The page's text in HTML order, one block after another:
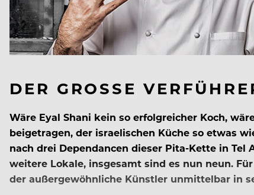
DER GROSSE VERFÜHRER
Wäre Eyal Shani kein so erfolgreicher Koch,
beigetragen, der israelischen Küche so etwas
nach drei Dependancen dieser Pita-Kette in
weitere Lokale, insgesamt sind es nun neun.
der außergewöhnliche Künstler unmittelbar in